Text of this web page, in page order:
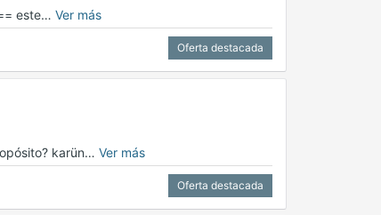
este… Ver más
Oferta destacada
karün… Ver más
Oferta destacada